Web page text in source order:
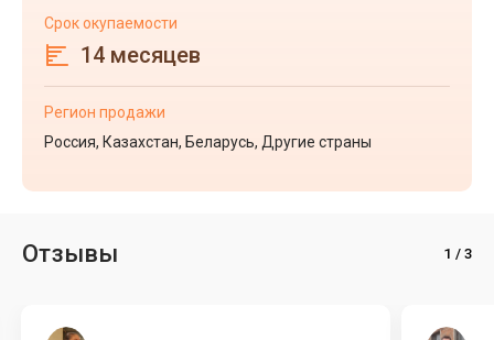
Срок окупаемости
14 месяцев
Регион продажи
Россия, Казахстан, Беларусь, Другие страны
Отзывы